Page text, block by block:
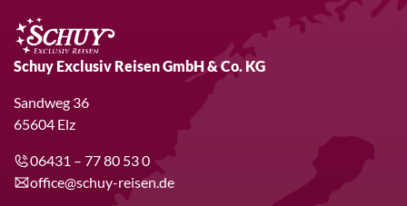
Schuy Exclusiv Reisen GmbH & Co. KG
Sandweg 36
65604 Elz
06431 – 77 80 53 0
office@schuy-reisen.de